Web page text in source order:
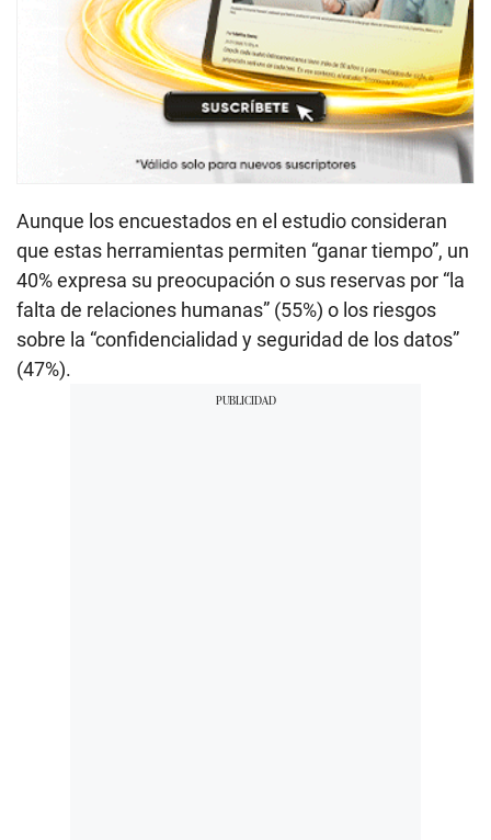
Aunque los encuestados en el estudio consideran
que estas herramientas permiten “ganar tiempo”, un
40% expresa su preocupación o sus reservas por “la
falta de relaciones humanas” (55%) o los riesgos
sobre la “confidencialidad y seguridad de los datos”
(47%).